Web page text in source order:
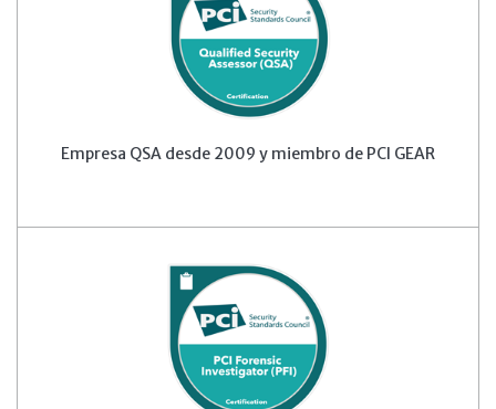
Empresa QSA desde 2009 y miembro de PCI GEAR